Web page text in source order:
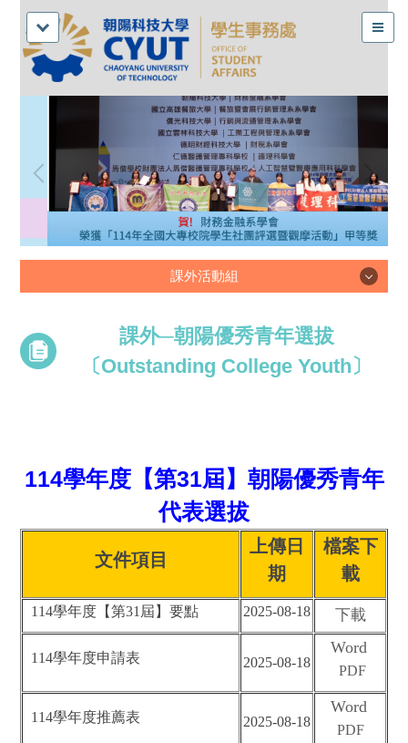
課外活動組
課外活動組
課外─朝陽優秀青年選拔
〔Outstanding College Youth〕
114學年度【第31屆】朝陽優秀青年
代表選拔
文件項目
上傳日
期
檔案下
載
114學年度【第31 屆】要點 2025-08-18 下載
114學年度申請表 2025-08-18
Word
PDF
114學年度推薦表 2025-08-18
Word
PDF